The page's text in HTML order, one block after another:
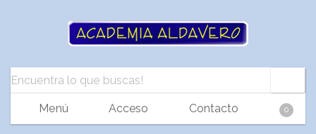
Menú Acceso Contacto 0